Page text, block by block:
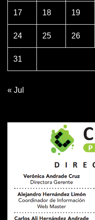
17 18 19
24 25 26
31
« Jul